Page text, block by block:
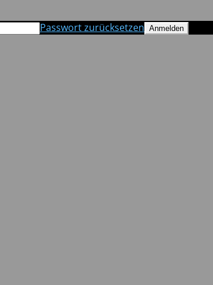
Passwort zurücksetzen